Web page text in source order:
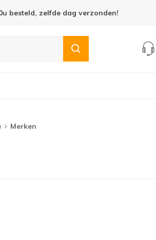
besteld, zelfde dag verzonden!
Merken